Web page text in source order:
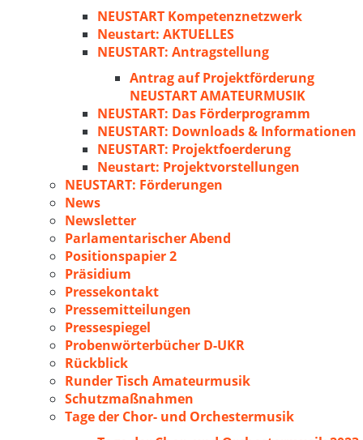
NEUSTART Kompetenznetzwerk
Neustart: AKTUELLES
NEUSTART: Antragstellung
Antrag auf Projektförderung
NEUSTART AMATEURMUSIK
NEUSTART: Das Förderprogramm
NEUSTART: Downloads & Informationen
NEUSTART: Projektfoerderung
Neustart: Projektvorstellungen
NEUSTART: Förderungen
News
Newsletter
Parlamentarischer Abend
Positionspapier 2
Präsidium
Pressekontakt
Pressemitteilungen
Pressespiegel
Probenwörterbücher D-UKR
Rückblick
Runder Tisch Amateurmusik
Schutzmaßnahmen
Tage der Chor- und Orchestermusik